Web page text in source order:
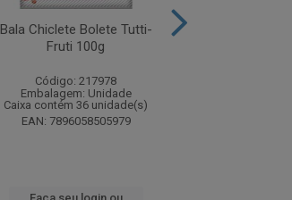
Bala Chiclete Bolete Tutti-
Fruti 100g
Código: 217978
Embalagem: Unidade
Caixa contém 36 unidade(s)
EAN: 7896058505979